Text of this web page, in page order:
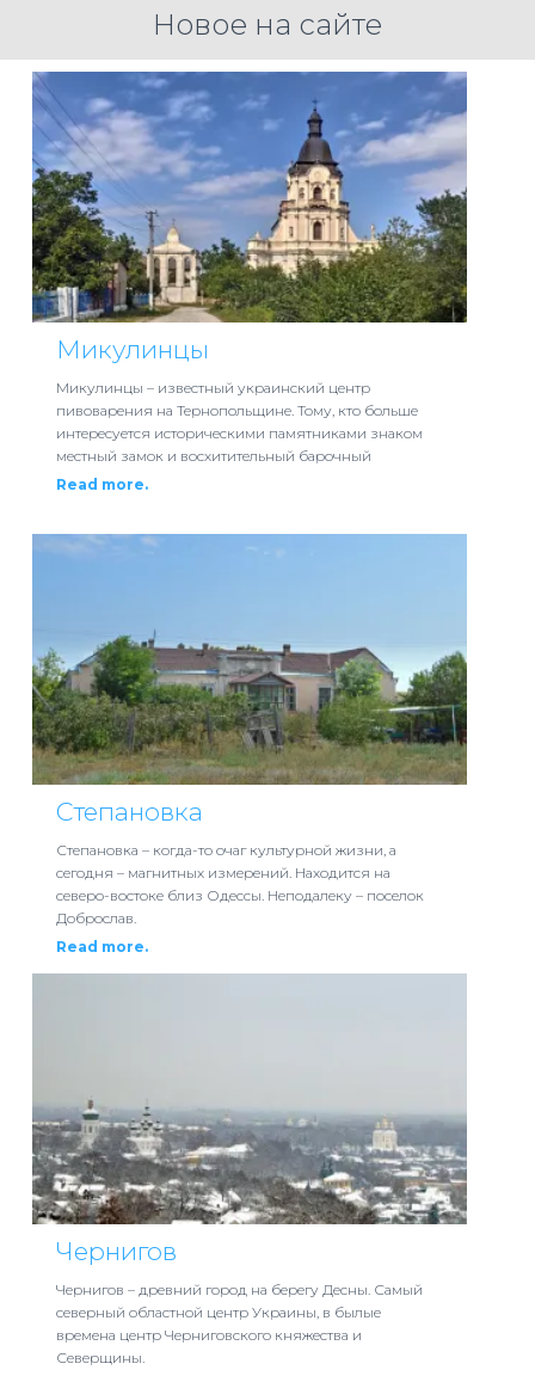
Новое на сайте
Микулинцы
Микулинцы – известный украинский центр
пивоварения на Тернопольщине. Тому, кто больше
интересуется историческими памятниками знаком
местный замок и восхитительный барочный
Read more.
Степановка
Степановка – когда-то очаг культурной жизни, а
сегодня – магнитных измерений. Находится на
северо-востоке близ Одессы. Неподалеку – поселок
Доброслав.
Read more.
Чернигов
Чернигов – древний город на берегу Десны. Самый
северный областной центр Украины, в былые
времена центр Черниговского княжества и
Северщины.